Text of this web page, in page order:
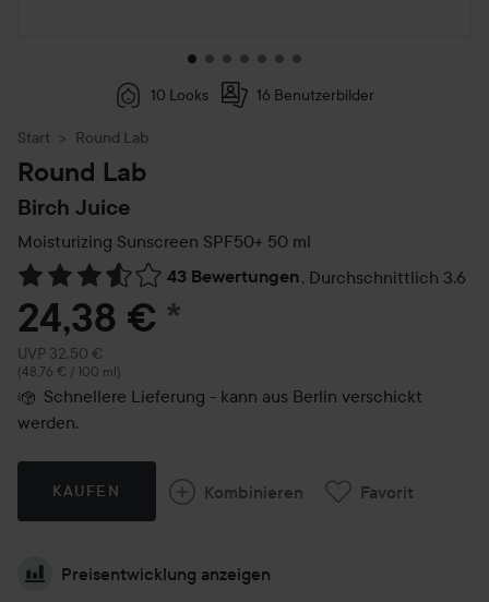
10 Looks 16 Benutzerbilder
Start Round Lab
Round Lab
Birch Juice
Moisturizing Sunscreen SPF50+ 50 ml
43 Bewertungen, Durchschnittlich 3.6
Weiter zu Reviews & Kommentare
24,38 € *
UVP 32,50 €
Empfohlener Preis 32,50 €
(48,76 € / 100 ml)
Schnellere Lieferung - kann aus Berlin verschickt
werden.
KAUFEN Kombinieren Favorit
Preisentwicklung anzeigen